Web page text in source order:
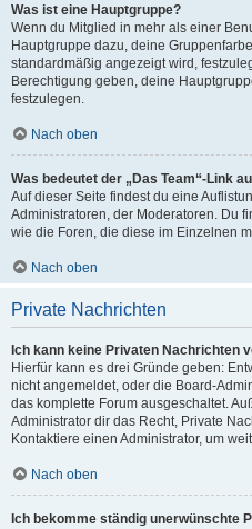
Was ist eine Hauptgruppe?
Wenn du Mitglied in mehr als einer
Hauptgruppe dazu, deine
standardmäßig angezeigt wird,
Berechtigung geben, deine
festzulegen.
Nach oben
Was bedeutet der „Das Team“-Link
Auf dieser Seite findest du eine
Administratoren, der Moderatoren. Du
wie die Foren, die diese im Einzelnen
Nach oben
Private Nachrichten
Ich kann keine Privaten Nachrichten
Hierfür kann es drei Gründe geben:
nicht angemeldet, oder die Board-
das komplette Forum ausgeschaltet.
Administrator dir das Recht, Private
Kontaktiere einen Administrator, um
Nach oben
Ich bekomme ständig unerwünschte